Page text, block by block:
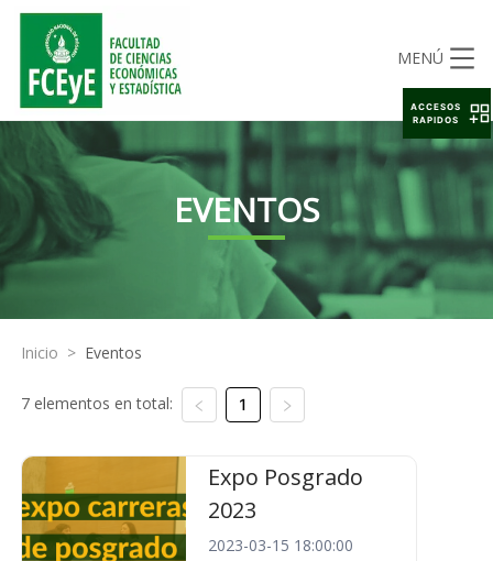
MENÚ
EVENTOS
Inicio > Eventos
7 elementos en total: 1
Expo Posgrado
2023
2023-03-15 18:00:00
ACCESOS
RAPIDOS